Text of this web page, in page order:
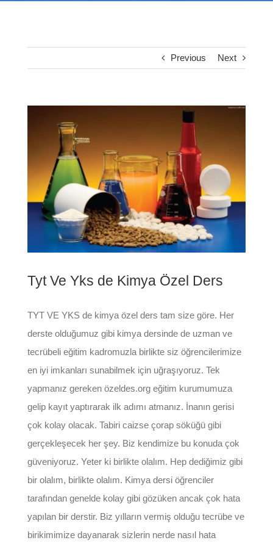
Previous Next
Tyt Ve Yks de Kimya Özel Ders
TYT VE YKS de kimya özel ders tam size göre. Her
derste olduğumuz gibi kimya dersinde de uzman ve
tecrübeli eğitim kadromuzla birlikte siz öğrencilerimize
en iyi imkanları sunabilmek için uğraşıyoruz. Tek
yapmanız gereken özeldes.org eğitim kurumumuza
gelip kayıt yaptırarak ilk adımı atmanız. İnanın gerisi
çok kolay olacak. Tabiri caizse çorap söküğü gibi
gerçekleşecek her şey. Biz kendimize bu konuda çok
güveniyoruz. Yeter ki birlikte olalım. Hep dediğimiz gibi
bir olalım, birlikte olalım. Kimya dersi öğrenciler
tarafından genelde kolay gibi gözüken ancak çok hata
yapılan bir derstir. Biz yılların vermiş olduğu tecrübe ve
birikimimize dayanarak sizlerin nerde nasıl hata